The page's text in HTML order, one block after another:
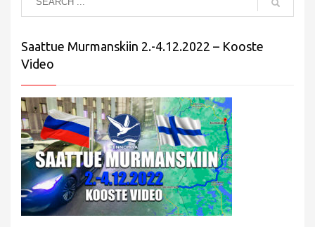
Saattue Murmanskiin 2.-4.12.2022 – Kooste
Video